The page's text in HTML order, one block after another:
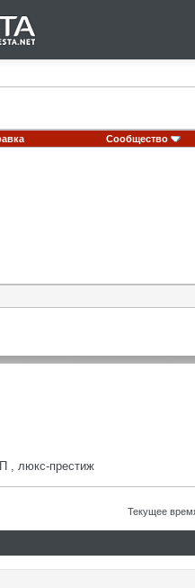
Сообщество
, люкс-престиж
Текущее